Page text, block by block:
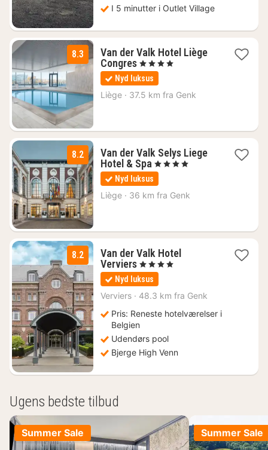
I 5 minutter i Outlet Village
8.3
Van der Valk Hotel Liège
Congres1
nat
fra
1032
, 4 Stjerner
Nyd luksus
Liège · 37.5 km fra Genk
8.2
Van der Valk Selys Liege
Hotel & Spa 1
nat
fra
756
, 4 Stjerner
Nyd luksus
Liège · 36 km fra Genk
8.2
Van der Valk Hotel
Verviers1
nat
fra
868
, 4 Stjerner
Nyd luksus
Verviers · 48.3 km fra Genk
Pris: Reneste hotelværelser i
Belgien
Udendørs pool
Bjerge High Venn
Ugens bedste tilbud
Summer Sale Summer Sale